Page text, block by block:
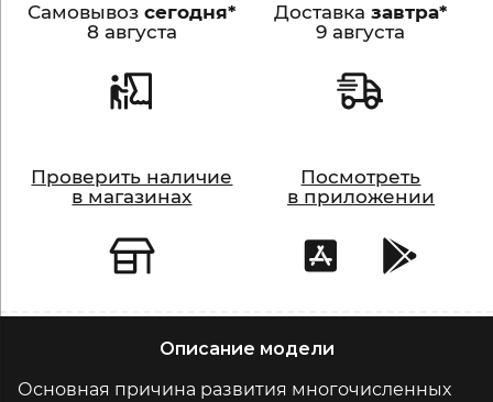
Самовывозсегодня*
8 августа
Доставказавтра*
9 августа
Проверить наличие
в магазинах
Посмотреть
в приложении
Описание модели
Основная причина развития многочисленных